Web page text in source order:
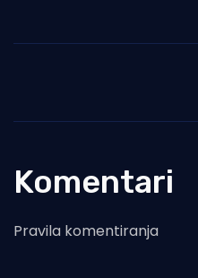
Komentari
Pravila komentiranja